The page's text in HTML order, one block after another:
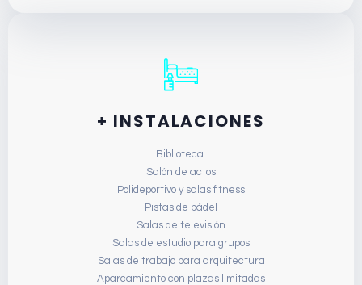
+ INSTALACIONES
Biblioteca
Salón de actos
Polideportivo y salas fitness
Pistas de pádel
Salas de televisión
Salas de estudio para grupos
Salas de trabajo para arquitectura
Aparcamiento con plazas limitadas